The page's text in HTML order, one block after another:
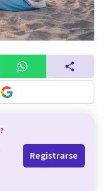
?
Registrarse